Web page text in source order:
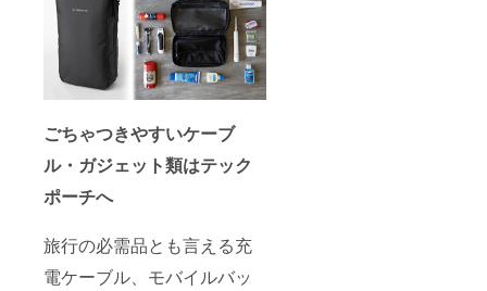
ごちゃつきやすいケーブ
ル・ガジェット類はテック
ポーチへ
旅行の必需品とも言える充
電ケーブル、モバイルバッ